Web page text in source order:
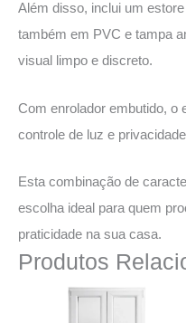
Além disso, inclui um
também em PVC e tampa
visual limpo e discreto.
Com enrolador embutido, o
controle de luz e
Esta combinação de
escolha ideal para quem
praticidade na sua casa.
Produtos